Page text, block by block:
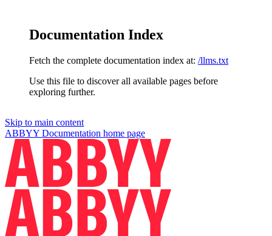
Documentation Index
Fetch the complete documentation index at: /llms.txt
Use this file to discover all available pages before
exploring further.
Skip to main content
ABBYY Documentation home page